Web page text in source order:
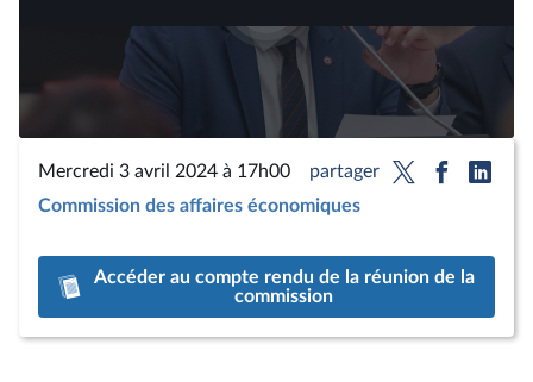
Lire
la
vidéo
Mercredi 3 avril 2024 à 17h00
partager
Commission des affaires économiques
Accéder au compte rendu de la réunion de la
commission